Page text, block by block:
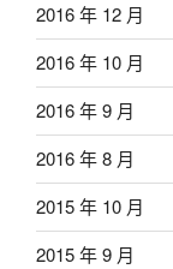
2016 年 12 月
2016 年 10 月
2016 年 9 月
2016 年 8 月
2015 年 10 月
2015 年 9 月